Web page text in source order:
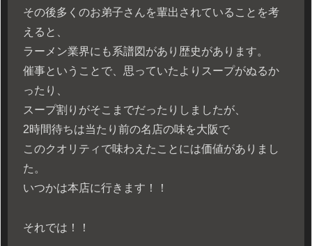
その後多くのお弟子さんを輩出されていることを考
えると、
ラーメン業界にも系譜図があり歴史があります。
催事ということで、思っていたよりスープがぬるか
ったり、
スープ割りがそこまでだったりしましたが、
2時間待ちは当たり前の名店の味を大阪で
このクオリティで味わえたことには価値がありまし
た。
いつかは本店に行きます！！
それでは！！